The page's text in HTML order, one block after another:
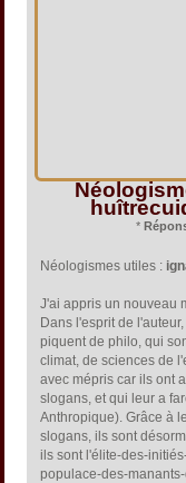
*
Néologismes utiles :
J'ai appris un nouveau
Dans l'esprit de
piquent de philo, qui
climat, de sciences de
avec mépris car ils ont
slogans, et qui leur a
Anthropique). Grâce à
slogans, ils sont
ils sont l'élite-des-
populace-des-